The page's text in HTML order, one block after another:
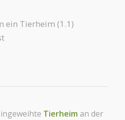
ein Tierheim (1.1)
Tierheim an der